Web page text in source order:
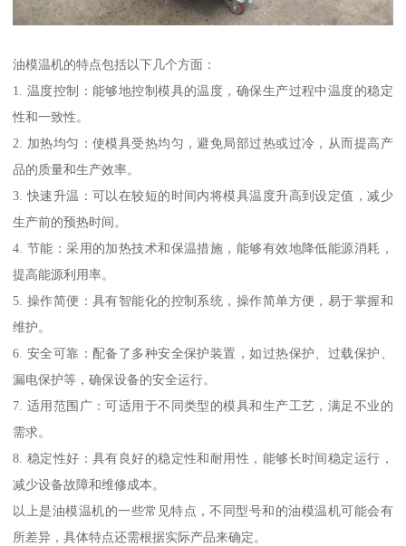
油模温机的特点包括以下几个方面：
1. 温度控制：能够地控制模具的温度，确保生产过程中温度的稳定
性和一致性。
2. 加热均匀：使模具受热均匀，避免局部过热或过冷，从而提高产
品的质量和生产效率。
3. 快速升温：可以在较短的时间内将模具温度升高到设定值，减少
生产前的预热时间。
4. 节能：采用的加热技术和保温措施，能够有效地降低能源消耗，
提高能源利用率。
5. 操作简便：具有智能化的控制系统，操作简单方便，易于掌握和
维护。
6. 安全可靠：配备了多种安全保护装置，如过热保护、过载保护、
漏电保护等，确保设备的安全运行。
7. 适用范围广：可适用于不同类型的模具和生产工艺，满足不业的
需求。
8. 稳定性好：具有良好的稳定性和耐用性，能够长时间稳定运行，
减少设备故障和维修成本。
以上是油模温机的一些常见特点，不同型号和的油模温机可能会有
所差异，具体特点还需根据实际产品来确定。